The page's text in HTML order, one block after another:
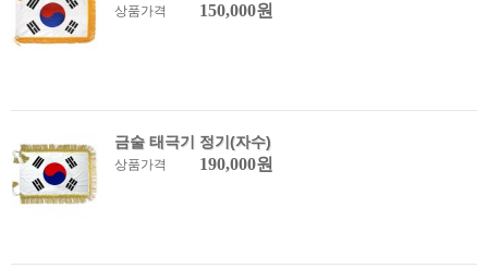
상품가격 150,000원
금술 태극기 정기(자수)
상품가격 190,000원